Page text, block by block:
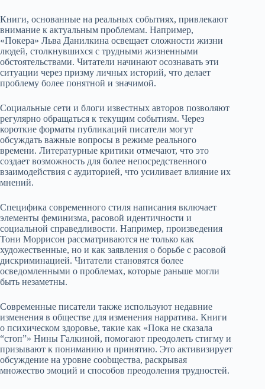
Книги, основанные на реальных событиях, привлекают
внимание к актуальным проблемам. Например,
«Покера» Льва Данилкина освещает сложности жизни
людей, столкнувшихся с трудными жизненными
обстоятельствами. Читатели начинают осознавать эти
ситуации через призму личных историй, что делает
проблему более понятной и значимой.
Социальные сети и блоги известных авторов позволяют
регулярно обращаться к текущим событиям. Через
короткие форматы публикаций писатели могут
обсуждать важные вопросы в режиме реального
времени. Литературные критики отмечают, что это
создает возможность для более непосредственного
взаимодействия с аудиторией, что усиливает влияние их
мнений.
Специфика современного стиля написания включает
элементы феминизма, расовой идентичности и
социальной справедливости. Например, произведения
Тони Моррисон рассматриваются не только как
художественные, но и как заявления о борьбе с расовой
дискриминацией. Читатели становятся более
осведомленными о проблемах, которые раньше могли
быть незаметны.
Современные писатели также используют недавние
изменения в обществе для изменения нарратива. Книги
о психическом здоровье, такие как «Пока не сказала
“стоп”» Нины Галкиной, помогают преодолеть стигму и
призывают к пониманию и принятию. Это активизирует
обсуждение на уровне соobщества, раскрывая
множество эмоций и способов преодоления трудностей.